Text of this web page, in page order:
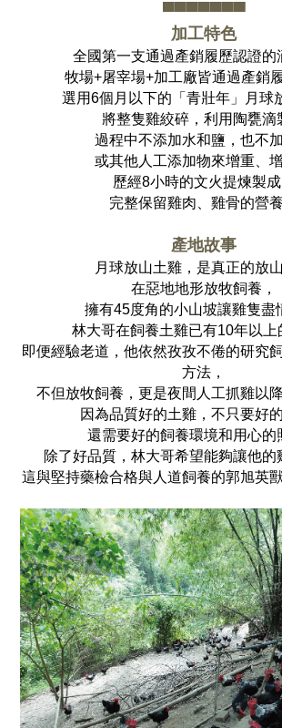
▀▀▀▀▀▀▀
加工特色
全國第一支通過產銷履歷認證的
牧場+屠宰場+加工廠皆通過產銷
選用6個月以下的「青壯年」月球
將整隻雞絞碎，利用陶甕滴
過程中不添加水和鹽，也不
或其他人工添加物來增重、增
歷經8小時的文火提煉製成
完整保留雞肉、雞骨的營養
產地故事
月球放山土雞，是真正的放山
在惡地地形放牧飼養，
擁有45度角的小山坡讓雞隻盡
林大哥在飼養土雞已有10年以上
即便經驗老道， 他依然孜孜不倦的研究
方法，
不但放牧飼養，更是夜間人工抓雞以
因為品質好的土雞， 不只要好
還需要好的飼養環境和用心的
除了好品質，林大哥希望能夠讓他的
這與堅持藥檢合格與人道飼養的郭旭英